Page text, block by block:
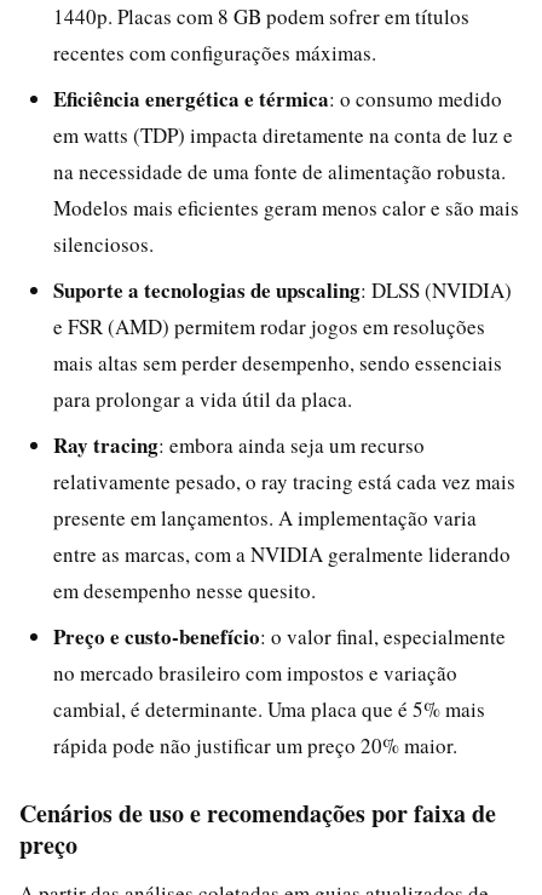
1440p. Placas com 8 GB podem sofrer em títulos
recentes com configurações máximas.
Eficiência energética e térmica: o consumo medido
em watts (TDP) impacta diretamente na conta de luz e
na necessidade de uma fonte de alimentação robusta.
Modelos mais eficientes geram menos calor e são mais
silenciosos.
Suporte a tecnologias de upscaling: DLSS (NVIDIA)
e FSR (AMD) permitem rodar jogos em resoluções
mais altas sem perder desempenho, sendo essenciais
para prolongar a vida útil da placa.
Ray tracing: embora ainda seja um recurso
relativamente pesado, o ray tracing está cada vez mais
presente em lançamentos. A implementação varia
entre as marcas, com a NVIDIA geralmente liderando
em desempenho nesse quesito.
Preço e custo-benefício: o valor final, especialmente
no mercado brasileiro com impostos e variação
cambial, é determinante. Uma placa que é 5% mais
rápida pode não justificar um preço 20% maior.
Cenários de uso e recomendações por faixa de
preço